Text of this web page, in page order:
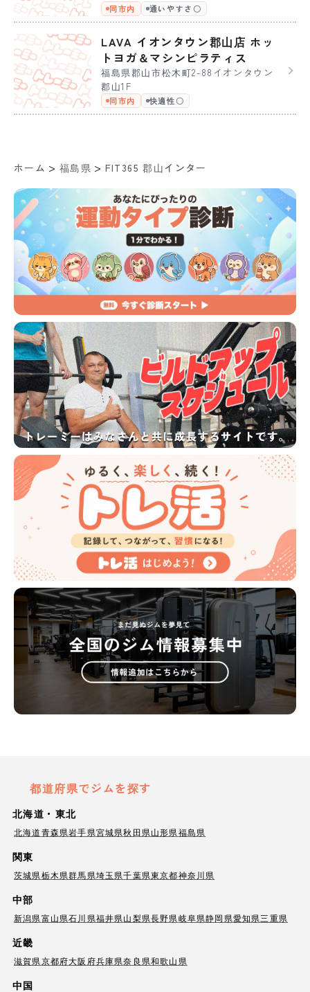
同市内 通いやすさ〇
LAVA イオンタウン郡山店 ホッ
トヨガ＆マシンピラティス
福島県郡山市松木町2-88イオンタウン
郡山1F
同市内 快適性〇
ホーム > 福島県 > FIT365 郡山インター
都道府県でジムを探す
北海道・東北
北海道青森県岩手県宮城県秋田県山形県福島県
関東
茨城県栃木県群馬県埼玉県千葉県東京都神奈川県
中部
新潟県富山県石川県福井県山梨県長野県岐阜県静岡県愛知県三重県
近畿
滋賀県京都府大阪府兵庫県奈良県和歌山県
中国